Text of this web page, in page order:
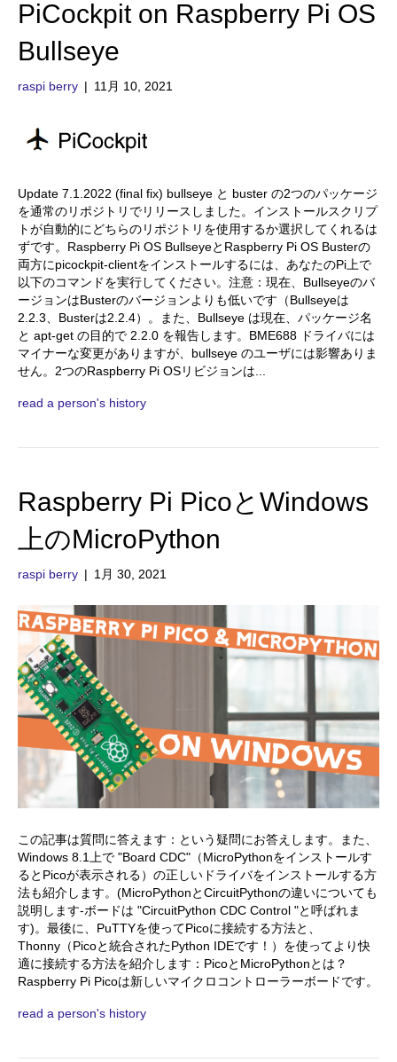
PiCockpit on Raspberry Pi OS
Bullseye
raspi berry | 11月 10, 2021
Update 7.1.2022 (final fix) bullseye と buster の2つのパッケージ
を通常のリポジトリでリリースしました。インストールスクリプ
トが自動的にどちらのリポジトリを使用するか選択してくれるは
ずです。Raspberry Pi OS BullseyeとRaspberry Pi OS Busterの
両方にpicockpit-clientをインストールするには、あなたのPi上で
以下のコマンドを実行してください。注意：現在、Bullseyeのバ
ージョンはBusterのバージョンよりも低いです（Bullseyeは
2.2.3、Busterは2.2.4）。また、Bullseye は現在、パッケージ名
と apt-get の目的で 2.2.0 を報告します。BME688 ドライバには
マイナーな変更がありますが、bullseye のユーザには影響ありま
せん。2つのRaspberry Pi OSリビジョンは...
read a person's history
Raspberry Pi PicoとWindows
上のMicroPython
raspi berry | 1月 30, 2021
この記事は質問に答えます：という疑問にお答えします。また、
Windows 8.1上で "Board CDC"（MicroPythonをインストールす
るとPicoが表示される）の正しいドライバをインストールする方
法も紹介します。(MicroPythonとCircuitPythonの違いについても
説明します-ボードは "CircuitPython CDC Control "と呼ばれま
す)。最後に、PuTTYを使ってPicoに接続する方法と、
Thonny（Picoと統合されたPython IDEです！）を使ってより快
適に接続する方法を紹介します：PicoとMicroPythonとは？
Raspberry Pi Picoは新しいマイクロコントローラーボードです。
read a person's history